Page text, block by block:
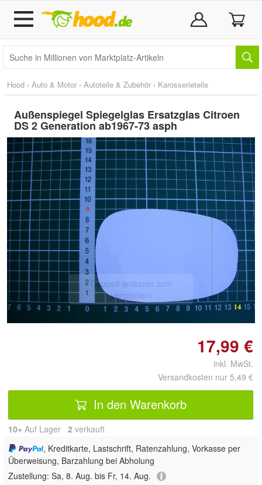
Hood › Auto & Motor › Autoteile & Zubehör › Karosserieteile
Außenspiegel Spiegelglas Ersatzglas Citroen
DS 2 Generation ab1967-73 asph
Doppelt antippen zum
vergrößern
17,99 €
inkl. MwSt.
Versandkosten nur 5,49 €
In den Warenkorb
10+ Auf Lager 2 verkauft
, Kreditkarte, Lastschrift, Ratenzahlung, Vorkasse per
Überweisung, Barzahlung bei Abholung
Zustellung: Sa, 8. Aug. bis Fr, 14. Aug.